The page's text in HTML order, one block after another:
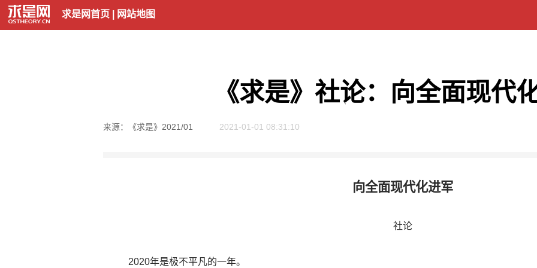
求是网首页 网站地图
《求是》社论：向全面现代
来源：《求是》2021/01 2021-01-01 08:31:10
向全面现代化进军
社论
2020年是极不平凡的一年。